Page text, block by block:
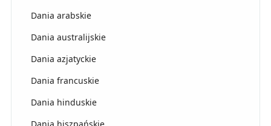
Dania arabskie
Dania australijskie
Dania azjatyckie
Dania francuskie
Dania hinduskie